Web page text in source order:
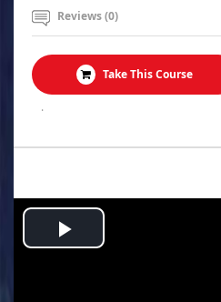
Reviews (0)
Take This Course
.
Play